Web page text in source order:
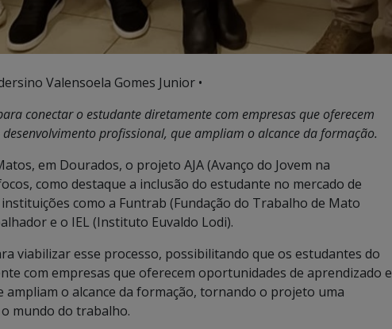
Valensoela Gomes Junior •
conectar o estudante diretamente com empresas que oferecem
profissional, que ampliam o alcance da formação.
em Dourados, o projeto AJA (Avanço do Jovem na
como destaque a inclusão do estudante no mercado de
como a Funtrab (Fundação do Trabalho de Mato
e o IEL (Instituto Euvaldo Lodi).
viabilizar esse processo, possibilitando que os estudantes do
com empresas que oferecem oportunidades de aprendizado e
o alcance da formação, tornando o projeto uma
mundo do trabalho.